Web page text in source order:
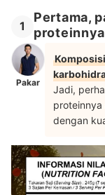
1
Pertama,
Pakar
Jadi,
dengan